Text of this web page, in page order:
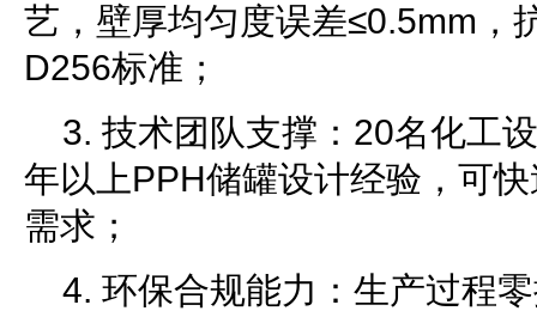
艺，壁厚均匀度误差≤0.5mm，
D256标准；
3. 技术团队支撑：20名化工
年以上PPH储罐设计经验，可
需求；
4. 环保合规能力：生产过程